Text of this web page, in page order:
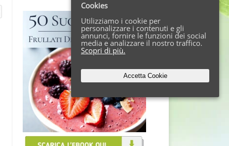
Cookies
Utilizziamo i cookie per
personalizzare i contenuti e gli
annunci, fornire le funzioni dei social
media e analizzare il nostro traffico.
Scopri di più.
Accetta Cookie